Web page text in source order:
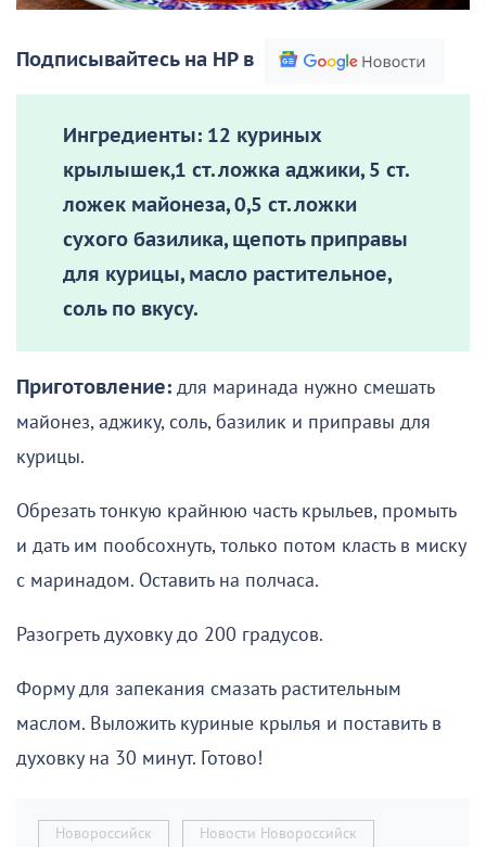
Подписывайтесь на НР в
Ингредиенты: 12 куриных
крылышек,1 ст. ложка аджики, 5 ст.
ложек майонеза, 0,5 ст. ложки
сухого базилика, щепоть приправы
для курицы, масло растительное,
соль по вкусу.
Приготовление: для маринада нужно смешать
майонез, аджику, соль, базилик и приправы для
курицы.
Обрезать тонкую крайнюю часть крыльев, промыть
и дать им пообсохнуть, только потом класть в миску
с маринадом. Оставить на полчаса.
Разогреть духовку до 200 градусов.
Форму для запекания смазать растительным
маслом. Выложить куриные крылья и поставить в
духовку на 30 минут. Готово!
Новороссийск Новости Новороссийск